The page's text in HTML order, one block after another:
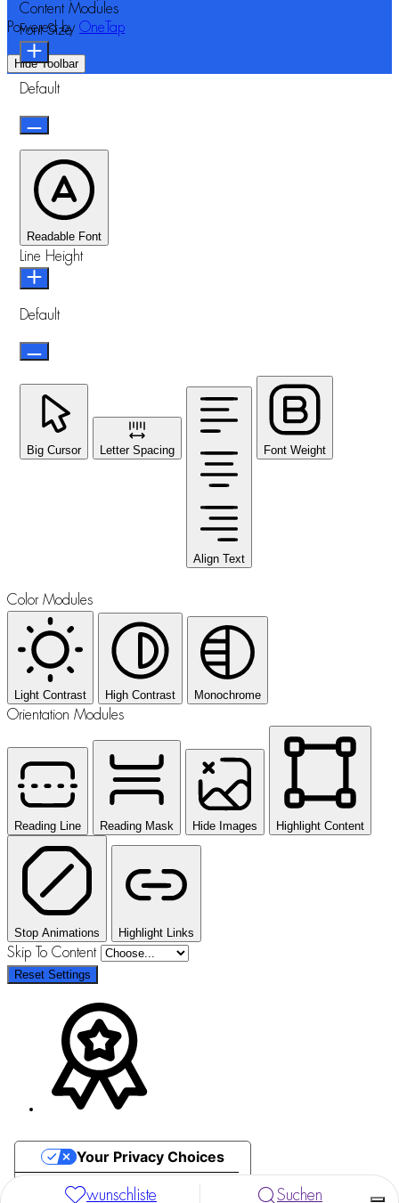
wunschliste Suchen
Powered by OneTap
Hide Toolbar
Content Modules
Font Size
Default
Readable Font
Line Height
Default
Big Cursor Letter Spacing
Align Text
Font Weight
Color Modules
Light Contrast High Contrast Monochrome
Orientation Modules
Reading Line Reading Mask Hide Images Highlight Content
Stop Animations Highlight Links
Skip To Content
Reset Settings
Notice at collection
Your Privacy Choices